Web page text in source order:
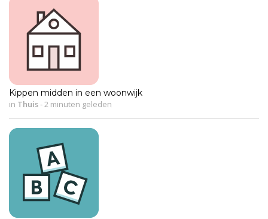
Kippen midden in een woonwijk
in Thuis-2 minuten geleden